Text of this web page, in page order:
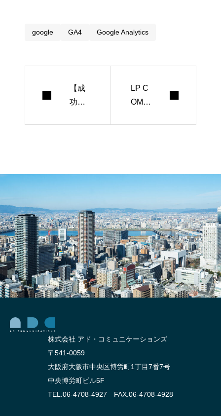
google GA4 Google Analytics
【成
功事
産業
界のI
nstag
ram活
用！！
LP C
OMIC
画風
ラン
ディ
ング
ペー
ジを
紹
株式会社 アド・コミュニケーションズ
〒541-0059
大阪府大阪市中央区博労町1丁目7番7号
中央博労町ビル5F
TEL.06-4708-4927 FAX.06-4708-4928